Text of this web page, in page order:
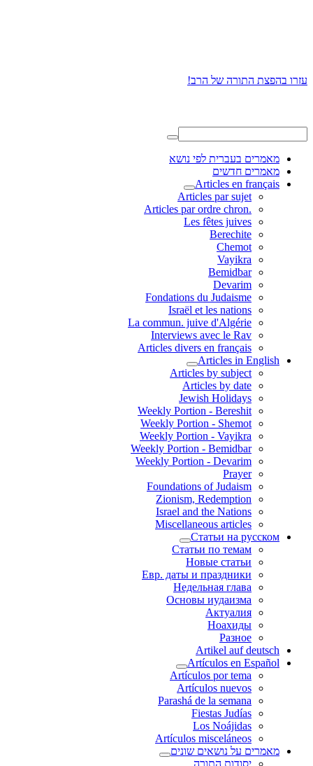
עזרו בהפצת התורה של הרב!
מאמרים בעברית לפי נושא
מאמרים חדשים
Articles en français
Articles par sujet
.Articles par ordre chron
Les fêtes juives
Berechite
Chemot
Vayikra
Bemidbar
Devarim
Fondations du Judaisme
Israël et les nations
La commun. juive d'Algérie
Interviews avec le Rav
Articles divers en français
Articles in English
Articles by subject
Articles by date
Jewish Holidays
Weekly Portion - Bereshit
Weekly Portion - Shemot
Weekly Portion - Vayikra
Weekly Portion - Bemidbar
Weekly Portion - Devarim
Prayer
Foundations of Judaism
Zionism, Redemption
Israel and the Nations
Miscellaneous articles
Статьи на русском
Статьи по темам
Новые статьи
Евр. даты и праздники
Недельная глава
Основы иудаизма
Актуалия
Ноахиды
Разное
Artikel auf deutsch
Artículos en Español
Artículos por tema
Artículos nuevos
Parashá de la semana
Fiestas Judías
Los Noájidas
Artículos misceláneos
מאמרים על נושאים שונים